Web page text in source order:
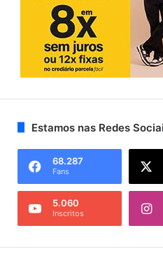
Estamos nas Redes
68.287
Fans
5.060
Inscritos